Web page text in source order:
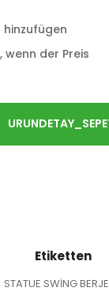
hinzufügen
der Preis
Etiketten
STATUE SWİNG